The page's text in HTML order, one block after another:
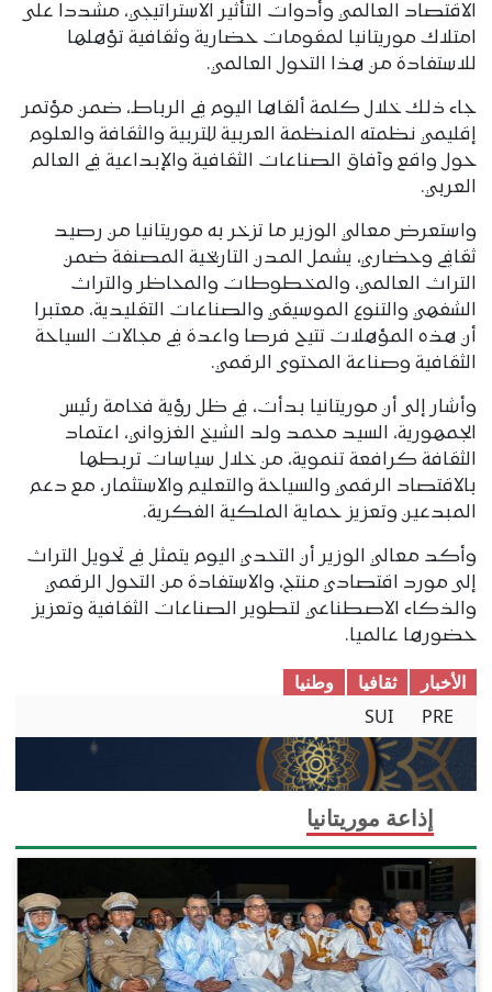
الاقتصاد العالمي وأدوات التأثير الاستراتيجي، مشددا على
امتلاك موريتانيا لمقومات حضارية وثقافية تؤهلها
للاستفادة من هذا التحول العالمي.
جاء ذلك خلال كلمة ألقاها اليوم في الرباط، ضمن مؤتمر
إقليمي نظمته المنظمة العربية للتربية والثقافة والعلوم
حول واقع وآفاق الصناعات الثقافية والإبداعية في العالم
العربي.
واستعرض معالي الوزير ما تزخر به موريتانيا من رصيد
ثقافي وحضاري، يشمل المدن التاريخية المصنفة ضمن
التراث العالمي، والمخطوطات والمحاظر والتراث
الشفهي والتنوع الموسيقي والصناعات التقليدية، معتبرا
أن هذه المؤهلات تتيح فرصا واعدة في مجالات السياحة
الثقافية وصناعة المحتوى الرقمي.
وأشار إلى أن موريتانيا بدأت، في ظل رؤية فخامة رئيس
الجمهورية، السيد محمد ولد الشيخ الغزواني، اعتماد
الثقافة كرافعة تنموية، من خلال سياسات تربطها
بالاقتصاد الرقمي والسياحة والتعليم والاستثمار، مع دعم
المبدعين وتعزيز حماية الملكية الفكرية.
وأكد معالي الوزير أن التحدي اليوم يتمثل في تحويل التراث
إلى مورد اقتصادي منتج، والاستفادة من التحول الرقمي
والذكاء الاصطناعي لتطوير الصناعات الثقافية وتعزيز
حضورها عالميا.
الأخبار ثقافیا
وطنیا
PRE
SUI
إذاعة موريتانيا